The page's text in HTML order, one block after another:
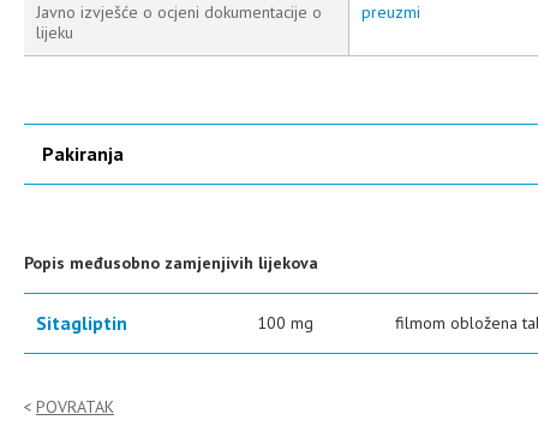
Javno izvješće o ocjeni dokumentacije o
lijeku
preuzmi
Pakiranja
Popis međusobno zamjenjivih lijekova
Sitagliptin 100 mg filmom obložena
POVRATAK